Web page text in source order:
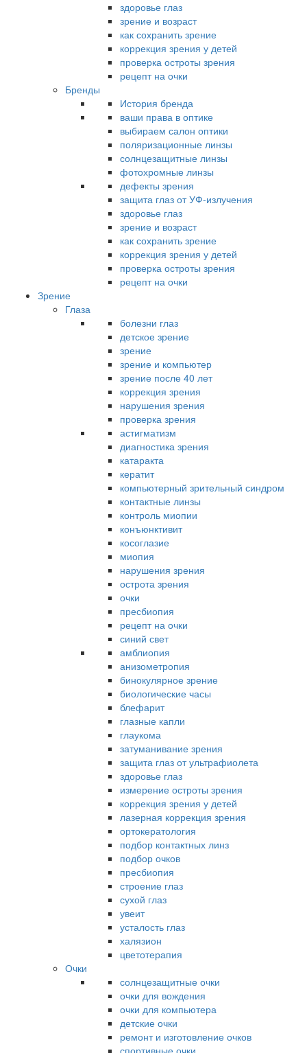
здоровье глаз
зрение и возраст
как сохранить зрение
коррекция зрения у детей
проверка остроты зрения
рецепт на очки
Бренды
История бренда
ваши права в оптике
выбираем салон оптики
поляризационные линзы
солнцезащитные линзы
фотохромные линзы
дефекты зрения
защита глаз от УФ-излучения
здоровье глаз
зрение и возраст
как сохранить зрение
коррекция зрения у детей
проверка остроты зрения
рецепт на очки
Зрение
Глаза
болезни глаз
детское зрение
зрение
зрение и компьютер
зрение после 40 лет
коррекция зрения
нарушения зрения
проверка зрения
астигматизм
диагностика зрения
катаракта
кератит
компьютерный зрительный синдром
контактные линзы
контроль миопии
конъюнктивит
косоглазие
миопия
нарушения зрения
острота зрения
очки
пресбиопия
рецепт на очки
синий свет
амблиопия
анизометропия
бинокулярное зрение
биологические часы
блефарит
глазные капли
глаукома
затуманивание зрения
защита глаз от ультрафиолета
здоровье глаз
измерение остроты зрения
коррекция зрения у детей
лазерная коррекция зрения
ортокератология
подбор контактных линз
подбор очков
пресбиопия
строение глаз
сухой глаз
увеит
усталость глаз
халязион
цветотерапия
Очки
солнцезащитные очки
очки для вождения
очки для компьютера
детские очки
ремонт и изготовление очков